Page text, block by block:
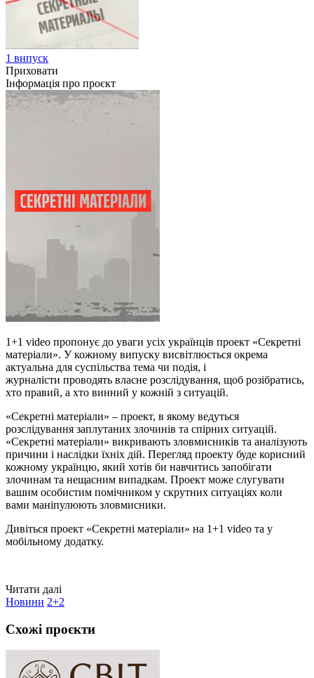
1 випуск
Приховати
Інформація про проєкт
1+1 video пропонує до уваги усіх українців проект «Секретні
матеріали». У кожному випуску висвітлюється окрема
актуальна для суспільства тема чи подія, і
журналісти проводять власне розслідування, щоб розібратись,
хто правий, а хто винний у кожній з ситуацій.
«Секретні матеріали» – проект, в якому ведуться
розслідування заплутаних злочинів та спірних ситуацій.
«Секретні матеріали» викривають зловмисників та аналізують
причини і наслідки їхніх дій. Перегляд проекту буде корисний
кожному українцю, який хотів би навчитись запобігати
злочинам та нещасним випадкам. Проект може слугувати
вашим особистим помічником у скрутних ситуаціях коли
вами маніпулюють зловмисники.
Дивіться проект «Секретні матеріали» на 1+1 video та у
мобільному додатку.
Читати далі
Новини 2+2
Схожі проєкти